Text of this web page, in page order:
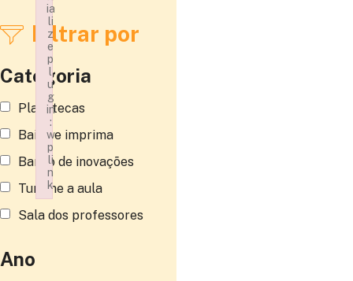
Filtrar por
Categoria
Planotecas
Baixe e imprima
Banco de inovações
Turbine a aula
Sala dos professores
Ano
ia
li
z
e
p
l
u
g
in
:
w
p
li
n
k
Failed to initialize plugin: wplink